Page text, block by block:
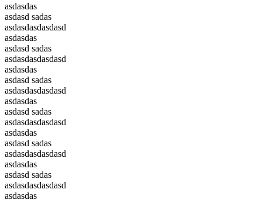
asdasdas
asdasd sadas
asdasdasdasdasd
asdasdas
asdasd sadas
asdasdasdasdasd
asdasdas
asdasd sadas
asdasdasdasdasd
asdasdas
asdasd sadas
asdasdasdasdasd
asdasdas
asdasd sadas
asdasdasdasdasd
asdasdas
asdasd sadas
asdasdasdasdasd
asdasdas